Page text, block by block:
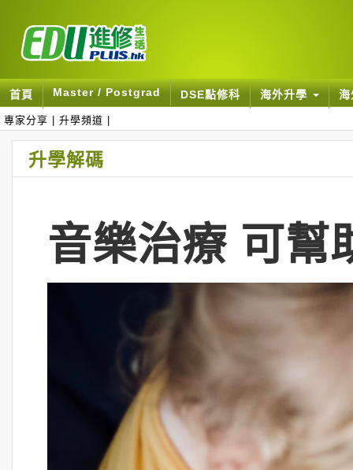
首頁 Master / Postgrad DSE點修科 海外升學
專家分享 升學頻道
升學解碼
音樂治療 可幫